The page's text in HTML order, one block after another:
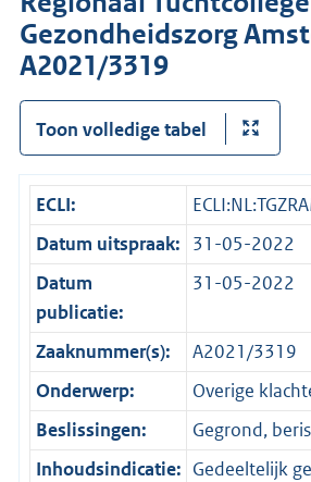
Gezondheidszorg
A2021/3319
Toon volledige tabel
ECLI:
Datum uitspraak: 31-05-2022
Datum
publicatie:
31-05-2022
Zaaknummer(s):
A2021/3319
Onderwerp:
Overige
Beslissingen:
Gegrond,
Inhoudsindicatie: Gedeeltelijk